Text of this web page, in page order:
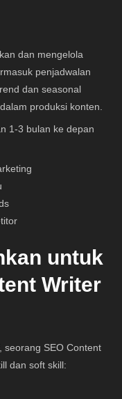
dan mengelola
penjadwalan
dan seasonal
produksi konten.
1-3 bulan ke depan
untuk
Writer
seorang SEO Content
dan soft skill: